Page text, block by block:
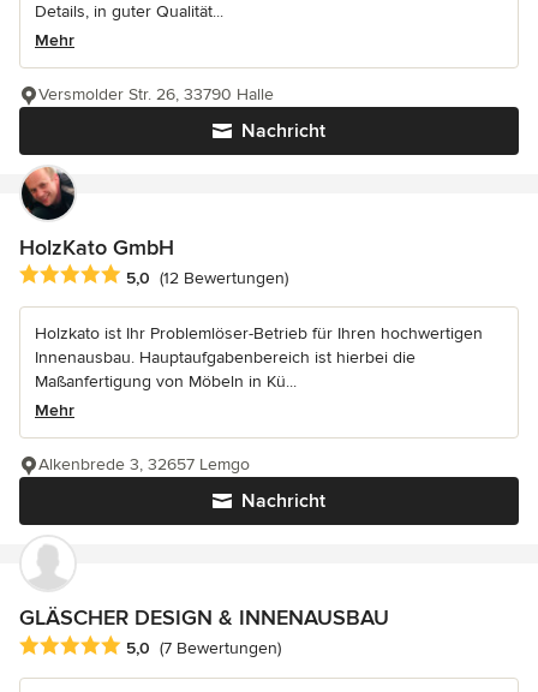
Details, in guter Qualität...
Mehr
Nachricht
Versmolder Str. 26, 33790 Halle
HolzKato GmbH
Durchschnittliche Bewertung: 5 von 5 Sternen
5,0 (12 Bewertungen)
Holzkato ist Ihr Problemlöser-Betrieb für Ihren hochwertigen
Innenausbau. Hauptaufgabenbereich ist hierbei die
Maßanfertigung von Möbeln in Kü...
Mehr
Nachricht
Alkenbrede 3, 32657 Lemgo
GLÄSCHER DESIGN & INNENAUSBAU
Durchschnittliche Bewertung: 5 von 5 Sternen
5,0 (7 Bewertungen)